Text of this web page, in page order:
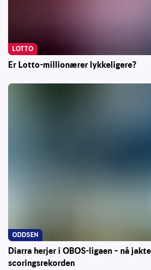
Er Lotto-millionærer lykkeligere?
LOTTO
Diarra herjer i OBOS-ligaen – nå
scoringsrekorden
ODDSEN